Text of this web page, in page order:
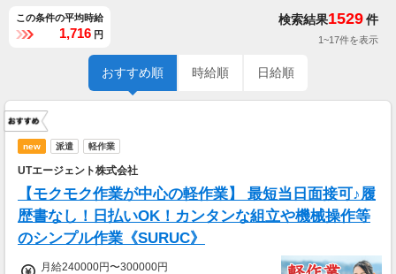
この条件の平均時給
1,716 円
検索結果1529件
1~17件を表示
おすすめ順 時給順 日給順
new 派遣 軽作業
UTエージェント株式会社
【モクモク作業が中心の軽作業】 最短当日面接可♪履
歴書なし！日払いOK！カンタンな組立や機械操作等
のシンプル作業《SURUC》
月給240000円〜300000円